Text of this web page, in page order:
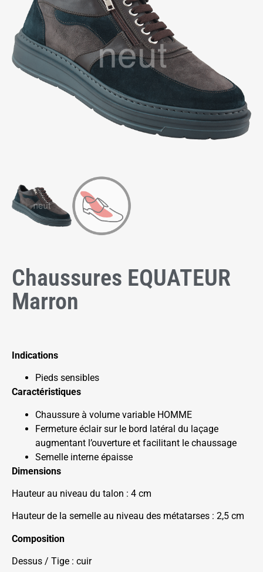
Chaussures EQUATEUR
Marron
Indications
Pieds sensibles
Caractéristiques
Chaussure à volume variable HOMME
Fermeture éclair sur le bord latéral du laçage
augmentant l’ouverture et facilitant le chaussage
Semelle interne épaisse
Dimensions
Hauteur au niveau du talon : 4 cm
Hauteur de la semelle au niveau des métatarses : 2,5 cm
Composition
Dessus / Tige : cuir